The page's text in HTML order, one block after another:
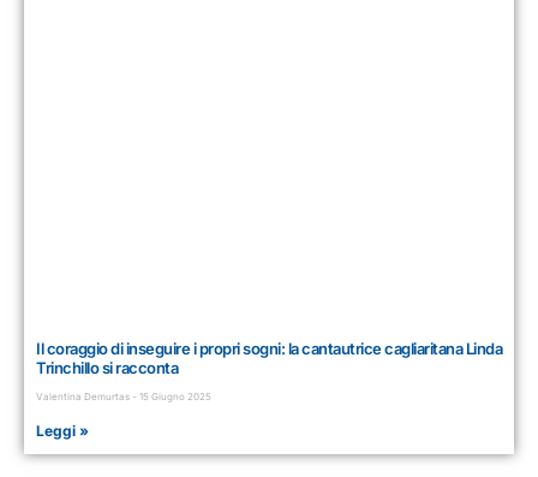
Il coraggio di inseguire i propri sogni: la cantautrice cagliaritana Linda
Trinchillo si racconta
Valentina Demurtas 15 Giugno 2025
Leggi »